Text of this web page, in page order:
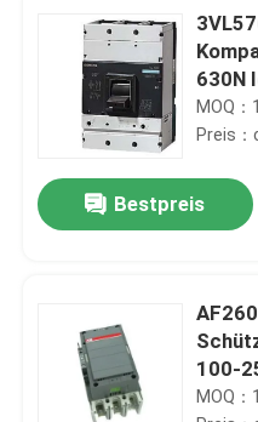
630N
MOQ
Preis
Bestpreis
100-
MOQ